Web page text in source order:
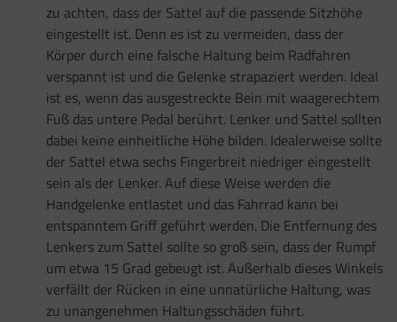
zu achten, dass der Sattel auf die passende Sitzhöhe
eingestellt ist. Denn es ist zu vermeiden, dass der
Körper durch eine falsche Haltung beim Radfahren
verspannt ist und die Gelenke strapaziert werden. Ideal
ist es, wenn das ausgestreckte Bein mit waagerechtem
Fuß das untere Pedal berührt. Lenker und Sattel sollten
dabei keine einheitliche Höhe bilden. Idealerweise sollte
der Sattel etwa sechs Fingerbreit niedriger eingestellt
sein als der Lenker. Auf diese Weise werden die
Handgelenke entlastet und das Fahrrad kann bei
entspanntem Griff geführt werden. Die Entfernung des
Lenkers zum Sattel sollte so groß sein, dass der Rumpf
um etwa 15 Grad gebeugt ist. Außerhalb dieses Winkels
verfällt der Rücken in eine unnatürliche Haltung, was
zu unangenehmen Haltungsschäden führt.